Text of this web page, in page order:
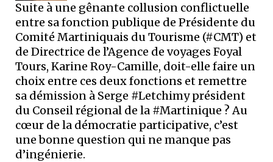
Suite à une gênante collusion conflictuelle
entre sa fonction publique de Présidente du
Comité Martiniquais du Tourisme (#CMT) et
de Directrice de l’Agence de voyages Foyal
Tours, Karine Roy-Camille, doit-elle faire un
choix entre ces deux fonctions et remettre
sa démission à Serge #Letchimy président
du Conseil régional de la #Martinique ? Au
cœur de la démocratie participative, c’est
une bonne question qui ne manque pas
d’ingénierie.